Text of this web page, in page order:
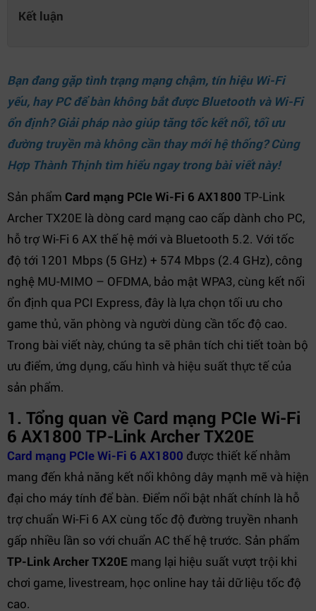
Kết luận
Bạn đang gặp tình trạng mạng chậm, tín hiệu Wi-Fi
yếu, hay PC để bàn không bắt được Bluetooth và Wi-Fi
ổn định? Giải pháp nào giúp tăng tốc kết nối, tối ưu
đường truyền mà không cần thay mới hệ thống? Cùng
Hợp Thành Thịnh tìm hiểu ngay trong bài viết này!
Sản phẩm Card mạng PCIe Wi-Fi 6 AX1800 TP-Link
Archer TX20E là dòng card mạng cao cấp dành cho PC,
hỗ trợ Wi-Fi 6 AX thế hệ mới và Bluetooth 5.2. Với tốc
độ tới 1201 Mbps (5 GHz) + 574 Mbps (2.4 GHz), công
nghệ MU-MIMO – OFDMA, bảo mật WPA3, cùng kết nối
ổn định qua PCI Express, đây là lựa chọn tối ưu cho
game thủ, văn phòng và người dùng cần tốc độ cao.
Trong bài viết này, chúng ta sẽ phân tích chi tiết toàn bộ
ưu điểm, ứng dụng, cấu hình và hiệu suất thực tế của
sản phẩm.
1. Tổng quan về Card mạng PCIe Wi-Fi
6 AX1800 TP-Link Archer TX20E
Card mạng PCIe Wi-Fi 6 AX1800 được thiết kế nhằm
mang đến khả năng kết nối không dây mạnh mẽ và hiện
đại cho máy tính để bàn. Điểm nổi bật nhất chính là hỗ
trợ chuẩn Wi-Fi 6 AX cùng tốc độ đường truyền nhanh
gấp nhiều lần so với chuẩn AC thế hệ trước. Sản phẩm
TP-Link Archer TX20E mang lại hiệu suất vượt trội khi
chơi game, livestream, học online hay tải dữ liệu tốc độ
cao.